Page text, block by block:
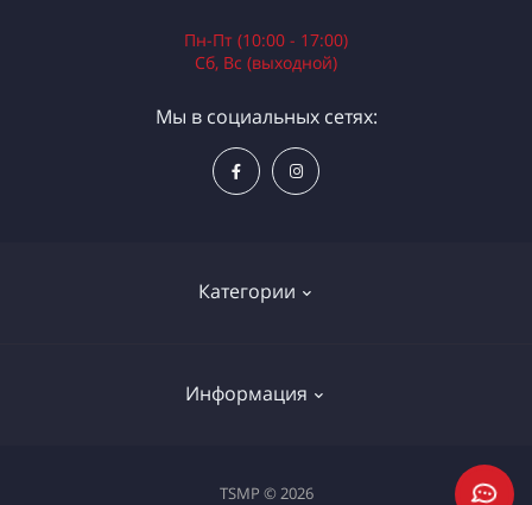
Категории
Электроинструменты
Информация
Доставка и оплата
Пн-Пт (10:00 - 17:00)
Сб, Вс (выходной)
Мы в социальных сетях:
TSMP © 2026